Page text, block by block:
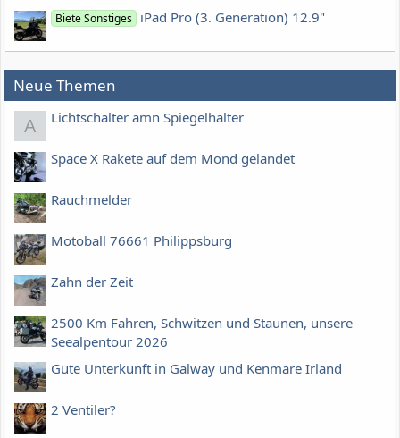
Biete Sonstiges iPad Pro (3. Generation) 12.9"
Neue Themen
A Lichtschalter amn Spiegelhalter
Space X Rakete auf dem Mond gelandet
Rauchmelder
Motoball 76661 Philippsburg
Zahn der Zeit
2500 Km Fahren, Schwitzen und Staunen, unsere
Seealpentour 2026
Gute Unterkunft in Galway und Kenmare Irland
2 Ventiler?